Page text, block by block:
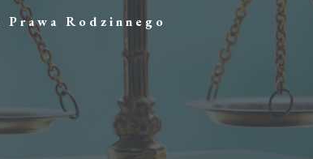
Prawa Rodzinnego